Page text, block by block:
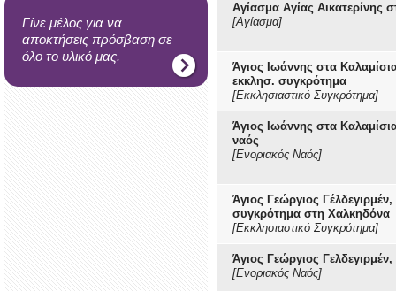
Γίνε μέλος για να
αποκτήσεις πρόσβαση σε
όλο το υλικό μας.
Αγίασμα Αγίας Αικατερίνης
[Αγίασμα]
Άγιος Ιωάννης στα
εκκλησ. συγκρότημα
[Εκκλησιαστικό Συγκρότημα]
Άγιος Ιωάννης στα
ναός
[Ενοριακός Ναός]
Άγιος Γεώργιος Γέλδεγιρμέν,
συγκρότημα στη Χαλκηδόνα
[Εκκλησιαστικό Συγκρότημα]
Άγιος Γεώργιος
[Ενοριακός Ναός]